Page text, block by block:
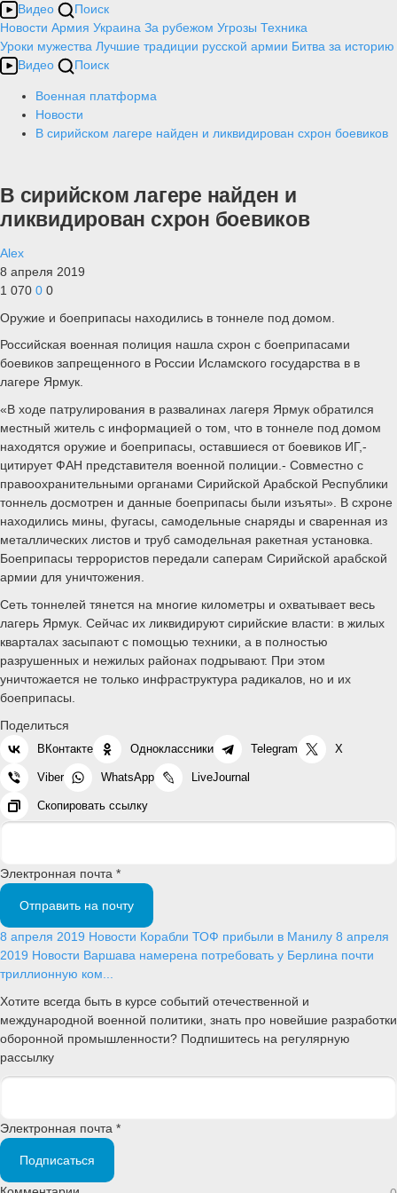
Видео
Поиск
Новости Армия Украина За рубежом Угрозы Техника
Уроки мужества Лучшие традиции русской армии Битва за историю
Видео
Поиск
Военная платформа
Новости
В сирийском лагере найден и ликвидирован схрон боевиков
В сирийском лагере найден и
ликвидирован схрон боевиков
Alex
8 апреля 2019
1 070 0 0
Оружие и боеприпасы находились в тоннеле под домом.
Российская военная полиция нашла схрон с боеприпасами
боевиков запрещенного в России Исламского государства в в
лагере Ярмук.
«В ходе патрулирования в развалинах лагеря Ярмук обратился
местный житель с информацией о том, что в тоннеле под домом
находятся оружие и боеприпасы, оставшиеся от боевиков ИГ,-
цитирует ФАН представителя военной полиции.- Совместно с
правоохранительными органами Сирийской Арабской Республики
тоннель досмотрен и данные боеприпасы были изъяты». В схроне
находились мины, фугасы, самодельные снаряды и сваренная из
металлических листов и труб самодельная ракетная установка.
Боеприпасы террористов передали саперам Сирийской арабской
армии для уничтожения.
Сеть тоннелей тянется на многие километры и охватывает весь
лагерь Ярмук. Сейчас их ликвидируют сирийские власти: в жилых
кварталах засыпают с помощью техники, а в полностью
разрушенных и нежилых районах подрывают. При этом
уничтожается не только инфраструктура радикалов, но и их
боеприпасы.
Поделиться
ВКонтакте Одноклассники Telegram X
Viber WhatsApp LiveJournal
Скопировать ссылку
Электронная почта *
Отправить на почту
8 апреля 2019 Новости Корабли ТОФ прибыли в Манилу 8 апреля
2019 Новости Варшава намерена потребовать у Берлина почти
триллионную ком...
Хотите всегда быть в курсе событий отечественной и
международной военной политики, знать про новейшие разработки
оборонной промышленности? Подпишитесь на регулярную
рассылку
Электронная почта *
Подписаться